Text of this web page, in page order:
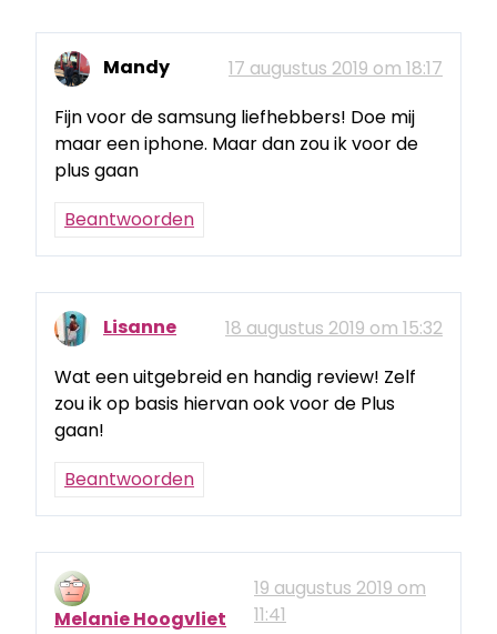
Mandy
17 augustus 2019 om 18:17
Fijn voor de samsung liefhebbers! Doe mij
maar een iphone. Maar dan zou ik voor de
plus gaan
Beantwoorden
Lisanne
18 augustus 2019 om 15:32
Wat een uitgebreid en handig review! Zelf
zou ik op basis hiervan ook voor de Plus
gaan!
Beantwoorden
Melanie Hoogvliet
19 augustus 2019 om
11:41